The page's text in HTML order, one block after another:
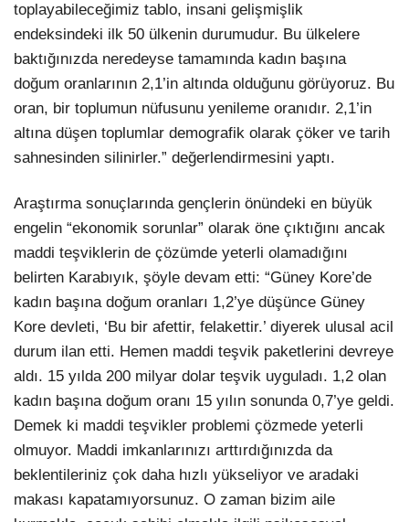
toplayabileceğimiz tablo, insani gelişmişlik
endeksindeki ilk 50 ülkenin durumudur. Bu ülkelere
baktığınızda neredeyse tamamında kadın başına
doğum oranlarının 2,1’in altında olduğunu görüyoruz. Bu
oran, bir toplumun nüfusunu yenileme oranıdır. 2,1’in
altına düşen toplumlar demografik olarak çöker ve tarih
sahnesinden silinirler.” değerlendirmesini yaptı.
Araştırma sonuçlarında gençlerin önündeki en büyük
engelin “ekonomik sorunlar” olarak öne çıktığını ancak
maddi teşviklerin de çözümde yeterli olamadığını
belirten Karabıyık, şöyle devam etti: “Güney Kore’de
kadın başına doğum oranları 1,2’ye düşünce Güney
Kore devleti, ‘Bu bir afettir, felakettir.’ diyerek ulusal acil
durum ilan etti. Hemen maddi teşvik paketlerini devreye
aldı. 15 yılda 200 milyar dolar teşvik uyguladı. 1,2 olan
kadın başına doğum oranı 15 yılın sonunda 0,7’ye geldi.
Demek ki maddi teşvikler problemi çözmede yeterli
olmuyor. Maddi imkanlarınızı arttırdığınızda da
beklentileriniz çok daha hızlı yükseliyor ve aradaki
makası kapatamıyorsunuz. O zaman bizim aile